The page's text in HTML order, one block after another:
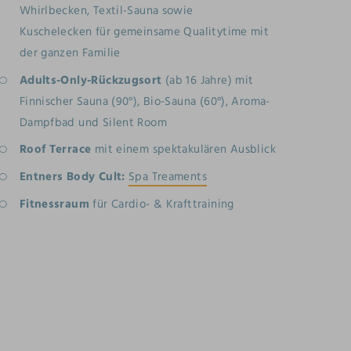
Whirlbecken, Textil-Sauna sowie
Kuschelecken für gemeinsame Qualitytime mit
der ganzen Familie
Adults-Only-Rückzugsort (ab 16 Jahre) mit
Finnischer Sauna (90°), Bio-Sauna (60°), Aroma-
Dampfbad und Silent Room
Roof Terrace mit einem spektakulären Ausblick
Entners Body Cult: Spa Treaments
Fitnessraum für Cardio- & Krafttraining